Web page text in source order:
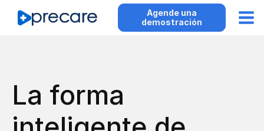
Agende una
demostración
La forma